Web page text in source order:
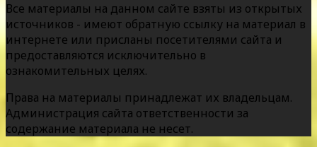
Все материалы на данном сайте взяты из открытых
источников - имеют обратную ссылку на материал в
интернете или присланы посетителями сайта и
предоставляются исключительно в
ознакомительных целях.
Права на материалы принадлежат их владельцам.
Администрация сайта ответственности за
содержание материала не несет.